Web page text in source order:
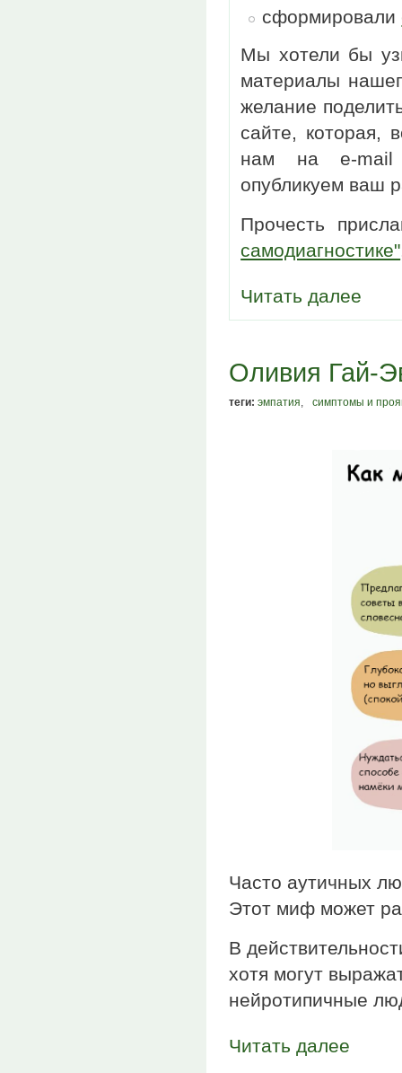
сформировали
Мы хотели бы
материалы
желание
сайте, которая,
нам на e-
опубликуем ваш
Прочесть
самодиагностике"
Читать далее
Оливия Гай-
теги: эмпатия, симптомы и
Часто аутичных
Этот миф может
В
хотя могут
нейротипичные
Читать далее